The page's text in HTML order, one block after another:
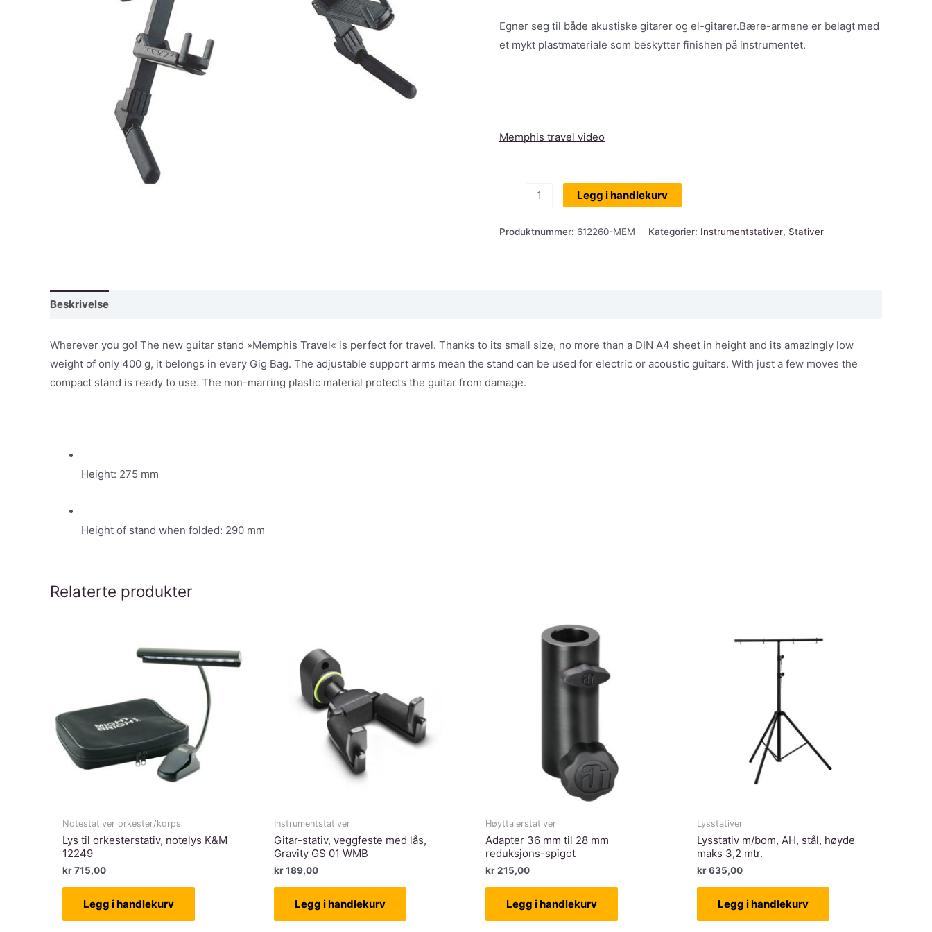
Egner seg til både akustiske gitarer og el-gitarer.Bære-armene er belagt med
et mykt plastmateriale som beskytter finishen på instrumentet.
Memphis travel video
el-
"Memphis
travel
antall
Legg i handlekurv
Produktnummer: 612260-MEM Kategorier: Instrumentstativer, Stativer
Beskrivelse
Wherever you go! The new guitar stand »Memphis Travel« is perfect for travel. Thanks to its small size, no more than a DIN A4 sheet in height and its amazingly low
weight of only 400 g, it belongs in every Gig Bag. The adjustable support arms mean the stand can be used for electric or acoustic guitars. With just a few moves the
compact stand is ready to use. The non-marring plastic material protects the guitar from damage.
Height: 275 mm
Height of stand when folded: 290 mm
Relaterte produkter
Notestativer orkester/korps
Lys til orkesterstativ, notelys K&M
12249
kr715,00
Legg i handlekurv
Instrumentstativer
Gitar-stativ, veggfeste med lås,
Gravity GS 01 WMB
kr189,00
Legg i handlekurv
Høyttalerstativer
Adapter 36 mm til 28 mm
reduksjons-spigot
kr215,00
Legg i handlekurv
Lysstativer
Lysstativ m/bom, AH, stål, høyde
maks 3,2 mtr.
kr635,00
Legg i handlekurv